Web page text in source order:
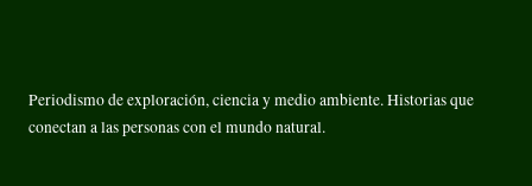
Periodismo de exploración, ciencia y medio ambiente. Historias que
conectan a las personas con el mundo natural.